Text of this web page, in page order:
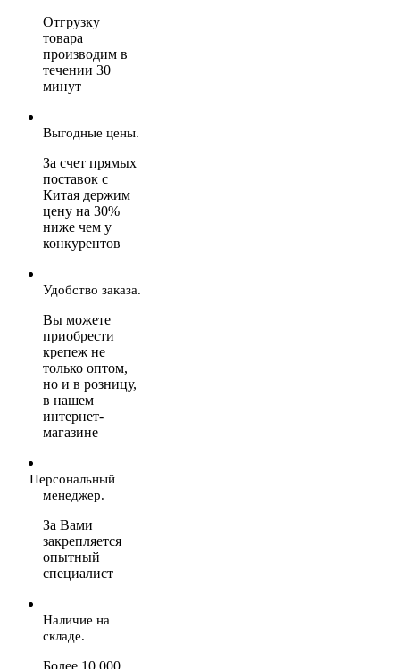
Отгрузку
товара
производим в
течении 30
минут
Выгодные цены.
За счет прямых
поставок с
Китая держим
цену на 30%
ниже чем у
конкурентов
Удобство заказа.
Вы можете
приобрести
крепеж не
только оптом,
но и в розницу,
в нашем
интернет-
магазине
Персональный
менеджер.
За Вами
закрепляется
опытный
специалист
Наличие на
складе.
Более 10 000